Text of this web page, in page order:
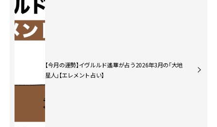
【今月の運勢】イヴルルド遙華が占う2026年3月の「大地
星人」【エレメント占い】